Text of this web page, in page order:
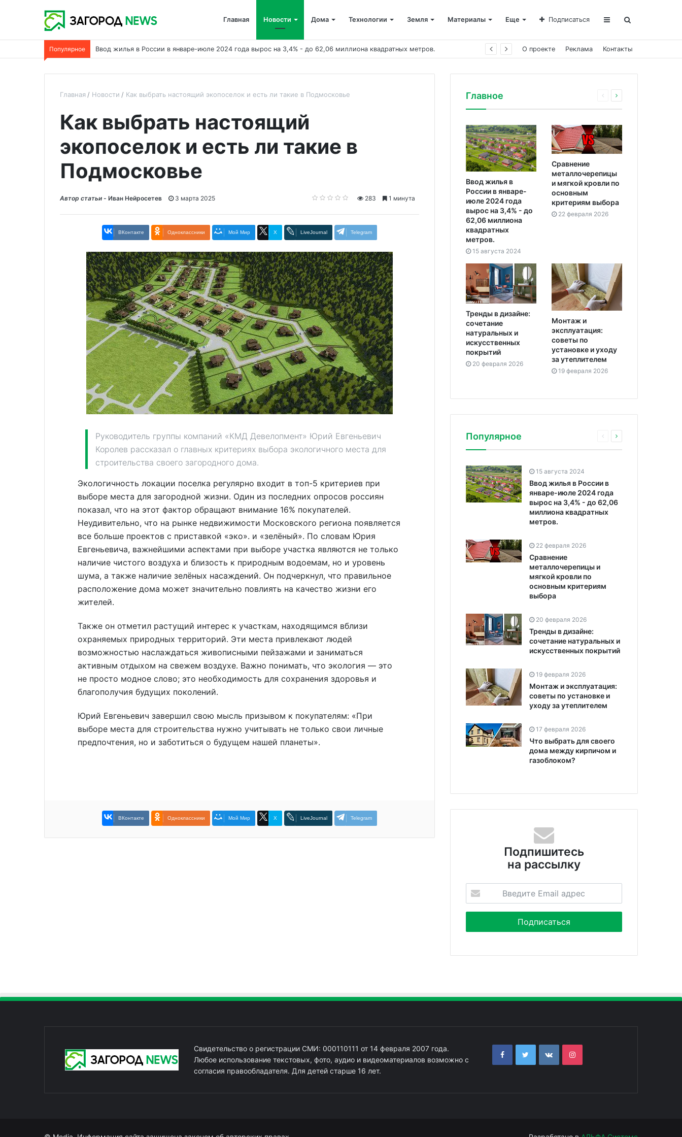
Главная Новости Дома Технологии Земля Материалы Еще Подписаться
Популярное Теплый водяной пол в каркасном дома О проекте Реклама Контакты
Главная Новости Как выбрать настоящий экопоселок и есть ли такие в Подмосковье
Как выбрать настоящий
экопоселок и есть ли такие в
Подмосковье
Автор статьи - Иван Нейросетев 3 марта 2025 283 1 минута
ВКонтакте Одноклассники Мой Мир X LiveJournal Telegram
Руководитель группы компаний «КМД Девелопмент» Юрий Евгеньевич
Королев рассказал о главных критериях выбора экологичного места для
строительства своего загородного дома.
Экологичность локации поселка регулярно входит в топ-5 критериев при
выборе места для загородной жизни. Один из последних опросов россиян
показал, что на этот фактор обращают внимание 16% покупателей.
Неудивительно, что на рынке недвижимости Московского региона появляется
все больше проектов с приставкой «эко». и «зелёный». По словам Юрия
Евгеньевича, важнейшими аспектами при выборе участка являются не только
наличие чистого воздуха и близость к природным водоемам, но и уровень
шума, а также наличие зелёных насаждений. Он подчеркнул, что правильное
расположение дома может значительно повлиять на качество жизни его
жителей.
Также он отметил растущий интерес к участкам, находящимся вблизи
охраняемых природных территорий. Эти места привлекают людей
возможностью наслаждаться живописными пейзажами и заниматься
активным отдыхом на свежем воздухе. Важно понимать, что экология — это
не просто модное слово; это необходимость для сохранения здоровья и
благополучия будущих поколений.
Юрий Евгеньевич завершил свою мысль призывом к покупателям: «При
выборе места для строительства нужно учитывать не только свои личные
предпочтения, но и заботиться о будущем нашей планеты».
ВКонтакте Одноклассники Мой Мир X LiveJournal Telegram
Главное
Ввод жилья в
России в январе-
июле 2024 года
вырос на 3,4% - до
62,06 миллиона
квадратных
метров.
15 августа 2024
Сравнение
металлочерепицы
и мягкой кровли по
основным
критериям выбора
22 февраля 2026
Тренды в дизайне:
сочетание
натуральных и
искусственных
покрытий
20 февраля 2026
Монтаж и
эксплуатация:
советы по
установке и уходу
за утеплителем
19 февраля 2026
Популярное
15 августа 2024
Ввод жилья в России в
январе-июле 2024 года
вырос на 3,4% - до 62,06
миллиона квадратных
метров.
22 февраля 2026
Сравнение
металлочерепицы и
мягкой кровли по
основным критериям
выбора
20 февраля 2026
Тренды в дизайне:
сочетание натуральных и
искусственных покрытий
19 февраля 2026
Монтаж и эксплуатация:
советы по установке и
уходу за утеплителем
17 февраля 2026
Что выбрать для своего
дома между кирпичом и
газоблоком?
Подпишитесь
на рассылку
Свидетельство о регистрации СМИ: 000110111 от 14 февраля 2007 года.
Любое использование текстовых, фото, аудио и видеоматериалов возможно с
согласия правообладателя. Для детей старше 16 лет.